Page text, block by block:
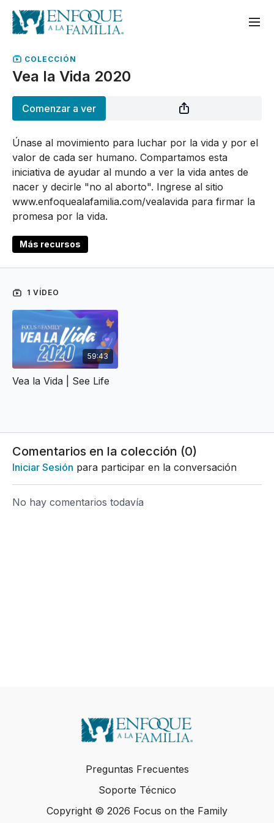
COLECCIÓN
Vea la Vida 2020
Comenzar a ver
Únase al movimiento para luchar por la vida y por el
valor de cada ser humano. Compartamos esta
iniciativa de ayudar al mundo a ver la vida antes de
nacer y decirle "no al aborto". Ingrese al sitio
www.enfoquealafamilia.com/vealavida para firmar la
promesa por la vida.
Más recursos
1 VÍDEO
59:43
Vea la Vida | See Life
Comentarios en la colección (0)
Iniciar Sesión para participar en la conversación
No hay comentarios todavía
Preguntas Frecuentes
Soporte Técnico
Copyright © 2026 Focus on the Family